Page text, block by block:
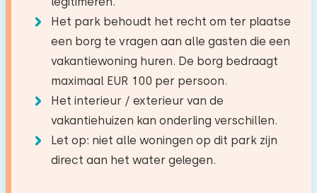
Aantal baby's − +
Aantal huisdieren −
Wissen Toepassen
Het park behoudt het recht om ter plaatse
een borg te vragen aan alle gasten die een
vakantiewoning huren. De borg bedraagt
maximaal EUR 100 per persoon.
Het interieur / exterieur van de
vakantiehuizen kan onderling verschillen.
Let op: niet alle woningen op dit park zijn
direct aan het water gelegen.
Koelkast met vriesvak
Filter koffiezetapparaat
Waterkoker
Buiten
Tuin
Terras
Slaapkamer 2
Verdieping:
Begane grond
Slaapplaatsen: 2
Bed: Eenpersoons
Afmetingen: 80 x 200
Wastafel
Toilet
Douchecabine
Bos
4,5 km
Recreatieplas
0,2 km
Viswater
9,2 km
Golfbaan
Nationaal park
Attractiepark
17,9 km
Treinstation
5,6 km
Bushalte